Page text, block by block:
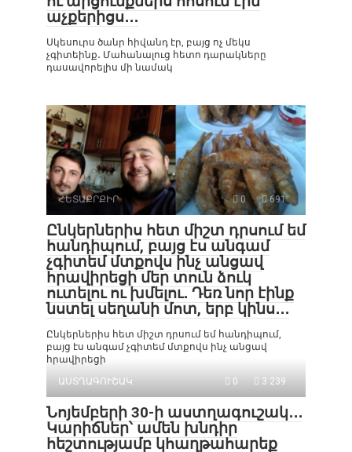
աչքերիցս․․․
Սկեսուրս ծանր հիվանդ էր, բայց ոչ մեկս
չգիտեինք․ Մահանալուց հետո դարակները
դասավորելիս մի նամակ
ՀԵՏԱՔՐՔԻՐ 0 691
Ընկերներիս հետ միշտ դրսում եմ
հանդիպում, բայց էս անգամ
չգիտեմ մտքովս ինչ անցավ
հրավիրեցի մեր տուն ձուկ
ուտելու ու խմելու․ Դեռ նոր էինք
նստել սեղանի մոտ, երբ կինս․․․
Ընկերներիս հետ միշտ դրսում եմ հանդիպում,
բայց էս անգամ չգիտեմ մտքովս ինչ անցավ
հրավիրեցի
ԱՍՏՂԱԳՈՒՇԱԿ
0 3 239
Նոյեմբերի 30-ի աստղագուշակ․․․
Կարիճներ՝ ամեն խնդիր
հեշտությամբ կհաղթահարեք